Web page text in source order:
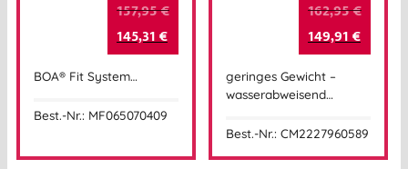
157,95€
145,31€
BOA® Fit System…
Best.-Nr.: MF065070409
162,95€
149,91€
geringes Gewicht –
wasserabweisend…
Best.-Nr.: CM2227960589